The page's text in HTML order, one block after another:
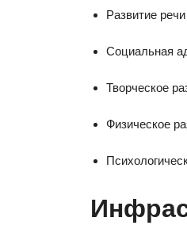
Развитие
Социальная
Творческое
Физическое